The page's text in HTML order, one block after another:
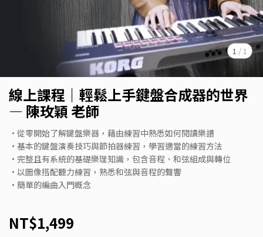
1 / 1
線上課程｜輕鬆上手鍵盤合成器的世界
— 陳玫穎 老師
•從零開始了解鍵盤樂器，藉由練習中熟悉如何閱讀樂譜
•基本的鍵盤演奏技巧與節拍器練習，學習適當的練習方法
•完整且有系統的基礎樂理知識，包含音程、和弦組成與轉位
•以圖像搭配聽力練習，熟悉和弦與音程的聲響
•簡單的編曲入門概念
NT$1,499